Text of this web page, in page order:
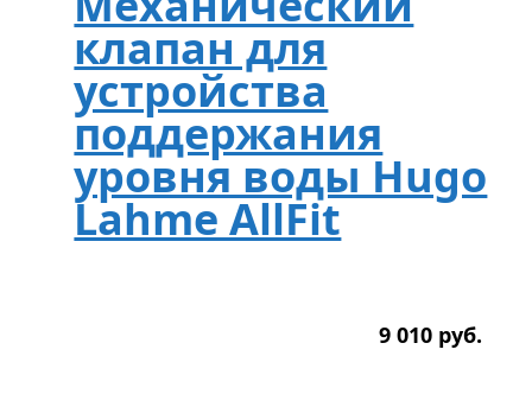
клапан для
устройства
поддержания
уровня воды Hugo
Lahme AllFit
9 010 руб.